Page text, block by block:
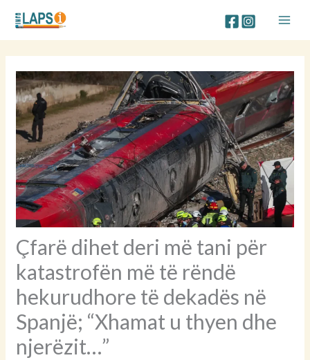
content
Çfarë dihet deri më tani për
katastrofën më të rëndë
hekurudhore të dekadës në
Spanjë; “Xhamat u thyen dhe
njerëzit…”